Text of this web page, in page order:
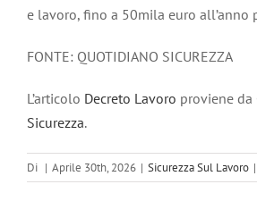
e lavoro, fino a 50mila euro all’anno
FONTE: QUOTIDIANO SICUREZZA
L’articolo Decreto Lavoro proviene da
Sicurezza.
Di | Aprile 30th, 2026 | Sicurezza Sul Lavoro |